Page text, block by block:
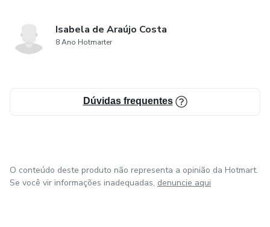
Isabela de Araújo Costa
8 Ano Hotmarter
Dúvidas frequentes
O conteúdo deste produto não representa a opinião da Hotmart.
Se você vir informações inadequadas, denuncie aqui